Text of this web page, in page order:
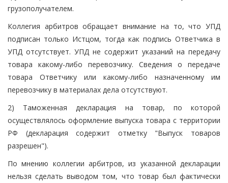
грузополучателем.
Коллегия арбитров обращает внимание на то, что УПД
подписан только Истцом, тогда как подпись Ответчика в
УПД отсутствует. УПД не содержит указаний на передачу
товара какому-либо перевозчику. Сведения о передаче
товара Ответчику или какому-либо назначенному им
перевозчику в материалах дела отсутствуют.
2) Таможенная декларация на товар, по которой
осуществлялось оформление выпуска товара с территории
РФ (декларация содержит отметку "Выпуск товаров
разрешен").
По мнению коллегии арбитров, из указанной декларации
нельзя сделать выводом том, что товар был фактически